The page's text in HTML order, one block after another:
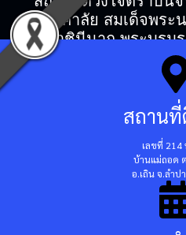
สวรรคาลัย สมเด็จพระ
ราชินีนาถ พระบร
สถาน
เลขที่ 214
บ้านแม่ถอด
อ.เถิน จ.ลำป